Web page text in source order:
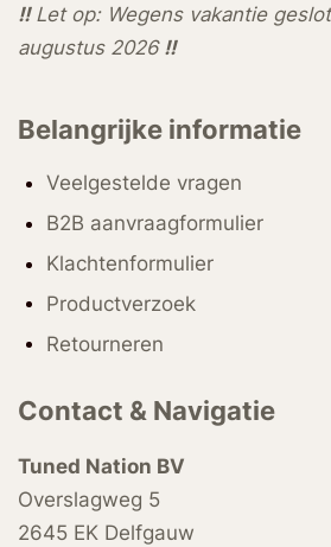
!!Let op: Wegens vakantie
augustus 2026 !!
Belangrijke informatie
Veelgestelde vragen
B2B aanvraagformulier
Klachtenformulier
Productverzoek
Retourneren
Contact & Navigatie
Tuned Nation BV
Overslagweg 5
2645 EK Delfgauw